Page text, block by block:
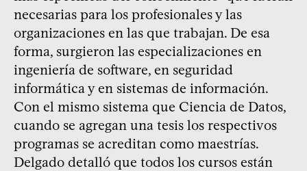
necesarias para los profesionales y las
organizaciones en las que trabajan. De esa
forma, surgieron las especializaciones en
ingeniería de software, en seguridad
informática y en sistemas de información.
Con el mismo sistema que Ciencia de Datos,
cuando se agregan una tesis los respectivos
programas se acreditan como maestrías.
Delgado detalló que todos los cursos están